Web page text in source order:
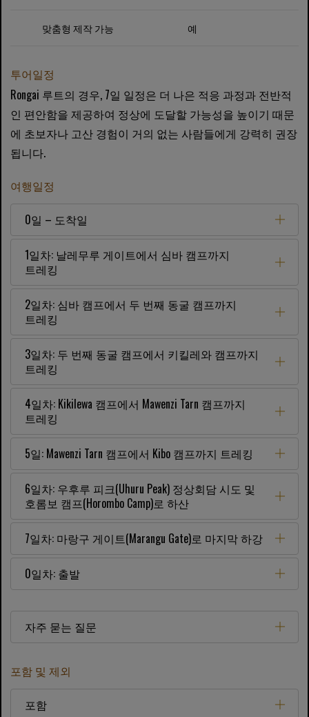
맞춤형 제작 가능 예
투어일정
Rongai 루트의 경우, 7일 일정은 더 나은 적응 과정과 전반적
인 편안함을 제공하여 정상에 도달할 가능성을 높이기 때문
에 초보자나 고산 경험이 거의 없는 사람들에게 강력히 권장
됩니다.
여행일정
0일 – 도착일
1일차: 날레무루 게이트에서 심바 캠프까지
트레킹
2일차: 심바 캠프에서 두 번째 동굴 캠프까지
트레킹
3일차: 두 번째 동굴 캠프에서 키킬레와 캠프까지
트레킹
4일차: Kikilewa 캠프에서 Mawenzi Tarn 캠프까지
트레킹
5일: Mawenzi Tarn 캠프에서 Kibo 캠프까지 트레킹
6일차: 우후루 피크(Uhuru Peak) 정상회담 시도 및
호롬보 캠프(Horombo Camp)로 하산
7일차: 마랑구 게이트(Marangu Gate)로 마지막 하강
0일차: 출발
자주 묻는 질문
포함 및 제외
포함